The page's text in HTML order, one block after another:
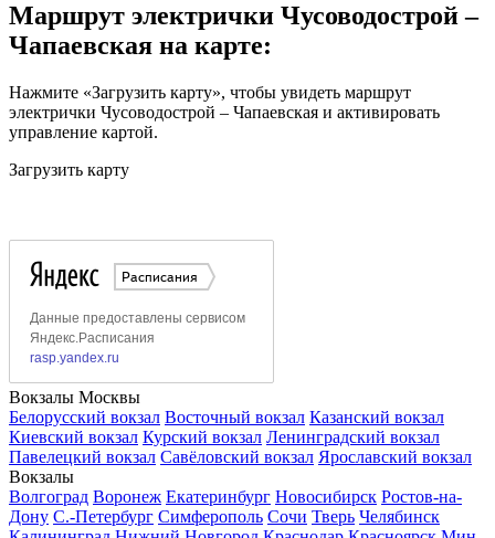
Маршрут электрички Чусоводострой –
Чапаевская на карте:
Нажмите «Загрузить карту», чтобы увидеть маршрут
электрички Чусоводострой – Чапаевская и активировать
управление картой.
Загрузить карту
Вокзалы Москвы
Белорусский вокзал Восточный вокзал Казанский вокзал
Киевский вокзал Курский вокзал Ленинградский вокзал
Павелецкий вокзал Савёловский вокзал Ярославский вокзал
Вокзалы
Волгоград Воронеж Екатеринбург Новосибирск Ростов-на-
Дону С.-Петербург Симферополь Сочи Тверь Челябинск